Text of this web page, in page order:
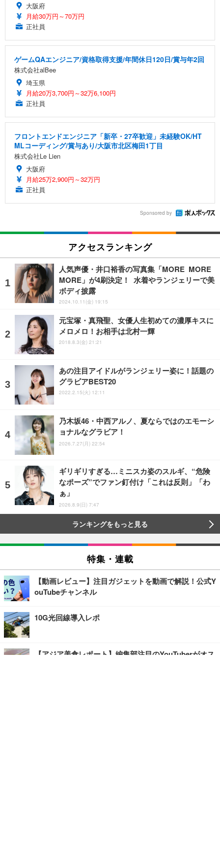
大阪府
月給30万円～70万円
正社員
ゲームQAエンジニア/資格取得支援/年間休日120日/賞与年2回
株式会社alBee
埼玉県
月給20万3,700円～32万6,100円
正社員
フロントエンドエンジニア「新卒・27卒歓迎」未経験OK/HT
MLコーディング/賞与あり/大阪市北区梅田1丁目
株式会社Le Lien
大阪府
月給25万2,900円～32万円
正社員
Sponsored by
アクセスランキング
人気声優・井口裕香の写真集「MORE MORE
MORE」が4刷決定！ 水着やランジェリーで美
ボディ披露
2024.10.11(金) 19:15
元宝塚・真飛聖、女優人生初めての濃厚キスに
メロメロ！お相手は北村一輝
2018.8.3(金) 21:21
あの注目アイドルがランジェリー姿に！話題の
グラビアBEST20
2022.2.15(火) 12:11
乃木坂46・中西アルノ、夏ならではのエモーシ
ョナルなグラビア！
2026.7.27(月) 22:54
ギリギリすぎる…ミニスカ姿のスルギ、“危険
なポーズ”でファン釘付け「これは反則」「わ
ぁ」
2026.8.9(日) 7:47
ランキングをもっと見る
特集・連載
【動画レビュー】注目ガジェットを動画で解説！公式Y
ouTubeチャンネル
10G光回線導入レポ
【アジア美食レポート】編集部注目のYouTuberがオス